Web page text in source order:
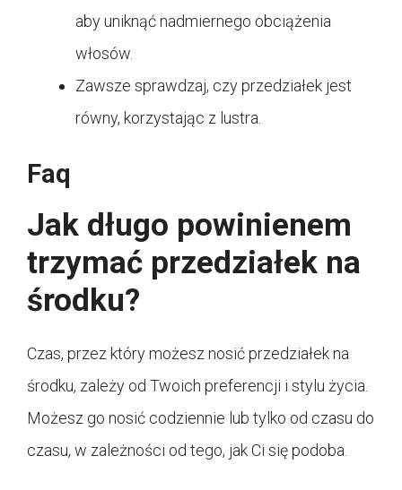
aby uniknąć nadmiernego obciążenia
włosów.
Zawsze sprawdzaj, czy przedziałek jest
równy, korzystając z lustra.
Faq
Jak długo powinienem
trzymać przedziałek na
środku?
Czas, przez który możesz nosić przedziałek na
środku, zależy od Twoich preferencji i stylu życia.
Możesz go nosić codziennie lub tylko od czasu do
czasu, w zależności od tego, jak Ci się podoba.